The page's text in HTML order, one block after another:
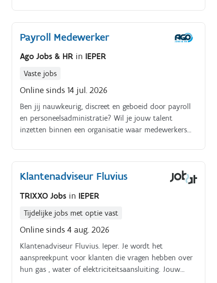
houdt met de beschikbare capaciteit en de nodige
onderdelen.
Payroll Medewerker
Ago Jobs & HR in IEPER
Vaste jobs
Online sinds 14 jul. 2026
Ben jij nauwkeurig, discreet en geboeid door payroll
en personeelsadministratie? Wil je jouw talent
inzetten binnen een organisatie waar medewerkers
takenpakket:. Verwerken en opvolgen van de
loonadministratie voor arbeiders en bedienden
Verzamelen, controleren en verwerken van variabele
loongegevens en afwezigheden Voorbereiden en
secretariaat Beheren en actualiseren van
personeelsdossiers Opmaken van sociale documenten,
attesten en administratieve documenten
Beantwoorden van vragen van medewerkers rond
Klantenadviseur Fluvius
TRIXXO Jobs in IEPER
Tijdelijke jobs met optie vast
Online sinds 4 aug. 2026
Klantenadviseur Fluvius. Ieper. Je wordt het
aanspreekpunt voor klanten die vragen hebben over
hun gas , water of elektriciteitsaansluiting. Jouw